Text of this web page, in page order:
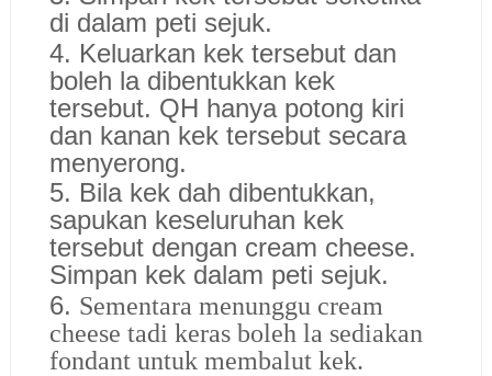
di dalam peti sejuk.
4. Keluarkan kek tersebut dan
boleh la dibentukkan kek
tersebut. QH hanya potong kiri
dan kanan kek tersebut secara
menyerong.
5. Bila kek dah dibentukkan,
sapukan keseluruhan kek
tersebut dengan cream cheese.
Simpan kek dalam peti sejuk.
6. Sementara menunggu cream
cheese tadi keras boleh la sediakan
fondant untuk membalut kek.